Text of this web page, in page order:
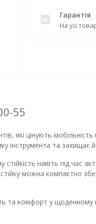
Гарантія
На усі
55
які цінують
інструмента та захищає
навіть під час
можна компактно
та комфорт у